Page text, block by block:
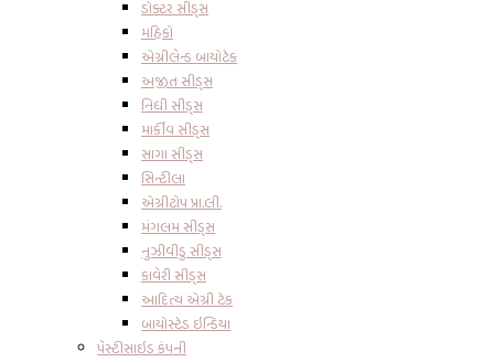
ડોક્ટર સીડ્સ
મહિકો
એગ્રીલેન્ડ બાયોટેક
અજીત સીડ્સ
નિધી સીડ્સ
માર્કીવ સીડ્સ
સાગા સીડ્સ
સિન્ટીલા
એગ્રીટોપ પ્રા.લી.
મંગલમ સીડ્સ
નુઝીવીડુ સીડ્સ
કાવેરી સીડ્સ
આદિત્ય એગ્રી ટેક
બાયોસ્ટેડ ઇન્ડિયા
પેસ્ટીસાઇડ કંપની